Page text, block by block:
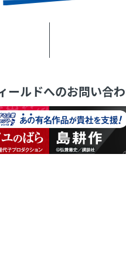
ールドへのお問い合
ご相談はこちら
メールでの問い合わせ